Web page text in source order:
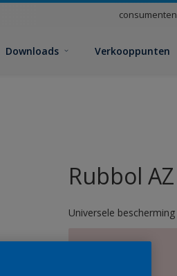
consumenten
Downloads Verkooppunten
Rubbol AZ
Universele bescherming